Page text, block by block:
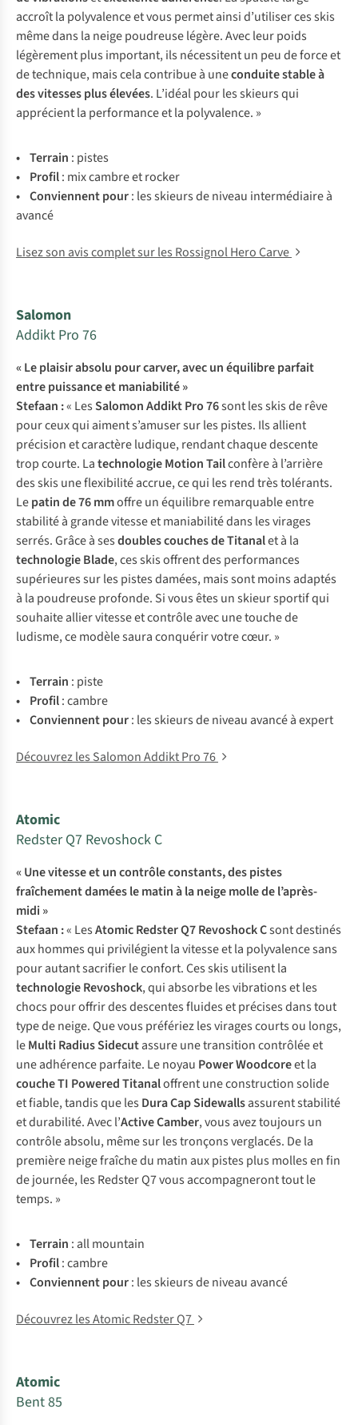
accroît la polyvalence et vous permet ainsi d’utiliser ces skis
même dans la neige poudreuse légère. Avec leur poids
légèrement plus important, ils nécessitent un peu de force et
de technique, mais cela contribue à uneconduite stable à
des vitesses plus élevées. L’idéal pour les skieurs qui
apprécient la performance et la polyvalence. »
• Terrain : pistes
• Profil: mix cambre et rocker
• Conviennentpour: lesskieursdeniveau intermédiaireà
avancé
Lisez son avis complet sur les Rossignol Hero Carve
Salomon
Addikt Pro 76
« Le plaisir absolu pour carver, avec un équilibre parfait
entre puissance et maniabilité »
Stefaan :« LesSalomon Addikt Pro 76sont les skis de rêve
pour ceux qui aiment s’amuser sur les pistes. Ils allient
précision et caractère ludique, rendant chaque descente
trop courte. LatechnologieMotion Tailconfère à l’arrière
des skis une flexibilité accrue, ce qui les rend très tolérants.
Lepatin de 76 mmoffre un équilibre remarquable entre
stabilité à grande vitesse et maniabilité dans les virages
serrés. Grâce à sesdoubles couches de Titanalet à la
technologie Blade, ces skis offrent des performances
supérieures sur les pistes damées, mais sont moins adaptés
à la poudreuse profonde. Si vous êtes un skieur sportif qui
souhaite allier vitesse et contrôle avec une touche de
ludisme, ce modèle saura conquérir votre cœur. »
• Terrain : piste
• Profil:cambre
• Conviennentpour: lesskieursdeniveau avancéàexpert
Découvrez les Salomon Addikt Pro 76
Atomic
Redster Q7 Revoshock C
« Une vitesse et un contrôle constants, des pistes
fraîchement damées le matin à la neige molle de l’après-
midi »
Stefaan :« LesAtomic Redster Q7 Revoshock Csont destinés
aux hommes qui privilégient la vitesse et la polyvalence sans
pour autant sacrifier le confort. Ces skis utilisent la
technologie Revoshock, qui absorbe les vibrations et les
chocs pour offrir des descentes fluides et précises dans tout
type de neige. Que vous préfériez les virages courts ou longs,
leMulti Radius Sidecutassure une transition contrôlée et
une adhérence parfaite. Le noyau Power Woodcoreet la
couche TI Powered Titanaloffrent une construction solide
et fiable, tandis que les Dura Cap Sidewallsassurent stabilité
et durabilité. Avec l’Active Camber, vous avez toujours un
contrôle absolu, même sur les tronçons verglacés. De la
première neige fraîche du matin aux pistes plus molles en fin
de journée, les Redster Q7 vous accompagneront tout le
temps. »
• Terrain : all mountain
• Profil:cambre
• Conviennentpour: lesskieursdeniveau avancé
Découvrez les Atomic Redster Q7
Atomic
Bent 85